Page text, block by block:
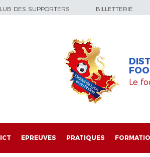
DES SUPPORTERS BILLETTERIE
Le
EPREUVES PRATIQUES